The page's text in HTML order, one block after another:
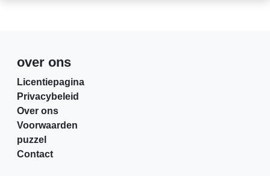
over ons
Licentiepagina
Privacybeleid
Over ons
Voorwaarden
puzzel
Contact